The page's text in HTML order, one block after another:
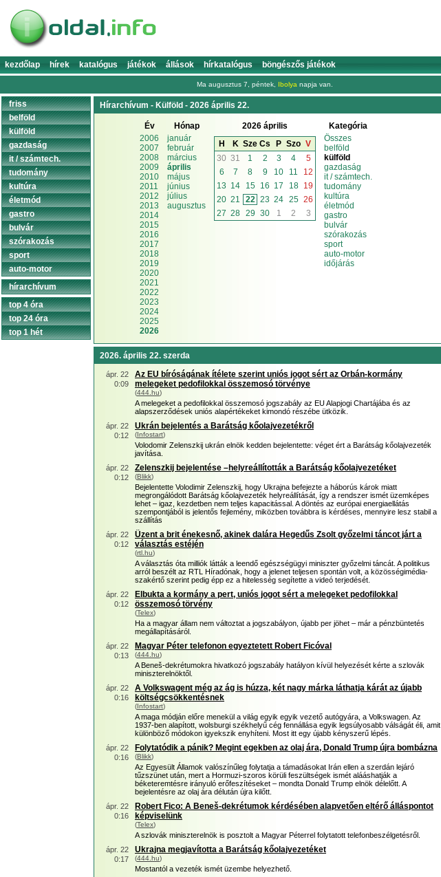
kezdőlap hírek katalógus játékok állások hírkatalógus böngészős játékok
Ma augusztus 7, péntek, Ibolya napja van.
Hírarchívum - Külföld - 2026 április 22.
Év
2006
2007
2008
2009
2010
2011
2012
2013
2014
2015
2016
2017
2018
2019
2020
2021
2022
2023
2024
2025
2026
Hónap
január
február
március
április
május
június
július
augusztus
2026 április
H
K Sze Cs P Szo V
30 31 1 2 3 4
5
6
7 8 9 10 11
12
13 14 15 16 17 18
19
20 21 22 23 24 25 26
27 28 29 30 1 2 3
Kategória
Összes
belföld
külföld
gazdaság
it / számtech.
tudomány
kultúra
életmód
gastro
bulvár
szórakozás
sport
auto-motor
időjárás
2026. április 22. szerda
ápr. 22
0:09
Az EU bíróságának ítélete szerint uniós jogot sért az Orbán-kormány
melegeket pedofilokkal összemosó törvénye
(444.hu)
A melegeket a pedofilokkal összemosó jogszabály az EU Alapjogi Chartájába és az
alapszerződések uniós alapértékeket kimondó részébe ütközik.
ápr. 22
0:12
Ukrán bejelentés a Barátság kőolajvezetékről
(Infostart)
Volodomir Zelenszkij ukrán elnök kedden bejelentette: véget ért a Barátság kőolajvezeték
javítása.
ápr. 22
0:12
Zelenszkij bejelentése –helyreállították a Barátság kőolajvezetéket
(Blikk)
Bejelentette Volodimir Zelenszkij, hogy Ukrajna befejezte a háborús károk miatt
megrongálódott Barátság kőolajvezeték helyreállítását, így a rendszer ismét üzemképes
lehet – igaz, kezdetben nem teljes kapacitással. A döntés az európai energiaellátás
szempontjából is jelentős fejlemény, miközben továbbra is kérdéses, mennyire lesz stabil a
szállítás
ápr. 22
0:12
Üzent a brit énekesnő, akinek dalára Hegedűs Zsolt győzelmi táncot járt a
választás estéjén
(rtl.hu)
A választás óta milliók látták a leendő egészségügyi miniszter győzelmi táncát. A politikus
arról beszélt az RTL Híradónak, hogy a jelenet teljesen spontán volt, a közösségimédia-
szakértő szerint pedig épp ez a hitelesség segítette a videó terjedését.
ápr. 22
0:12
Elbukta a kormány a pert, uniós jogot sért a melegeket pedofilokkal
összemosó törvény
(Telex)
Ha a magyar állam nem változtat a jogszabályon, újabb per jöhet – már a pénzbüntetés
megállapításáról.
ápr. 22
0:13
Magyar Péter telefonon egyeztetett Robert Ficóval
(444.hu)
A Beneš-dekrétumokra hivatkozó jogszabály hatályon kívül helyezését kérte a szlovák
miniszterelnöktől.
ápr. 22
0:16
A Volkswagent még az ág is húzza, két nagy márka láthatja kárát az újabb
költségcsökkentésnek
(Infostart)
A maga módján előre menekül a világ egyik egyik vezető autógyára, a Volkswagen. Az
1937-ben alapított, wolsburgi székhelyű cég fennállása egyik legsúlyosabb válságát éli, amit
különböző módokon igyekszik enyhíteni. Most itt egy újabb kényszerű lépés.
ápr. 22
0:16
Folytatódik a pánik? Megint egekben az olaj ára, Donald Trump újra bombázna
(Blikk)
Az Egyesült Államok valószínűleg folytatja a támadásokat Irán ellen a szerdán lejáró
tűzszünet után, mert a Hormuzi-szoros körüli feszültségek ismét alááshatják a
béketeremtésre irányuló erőfeszítéseket – mondta Donald Trump elnök délelőtt. A
bejelentésre az olaj ára délután újra kilőtt.
ápr. 22
0:16
Robert Fico: A Beneš-dekrétumok kérdésében alapvetően eltérő álláspontot
képviselünk
(Telex)
A szlovák miniszterelnök is posztolt a Magyar Péterrel folytatott telefonbeszélgetésről.
ápr. 22
0:17
Ukrajna megjavította a Barátság kőolajvezetéket
(444.hu)
Mostantól a vezeték ismét üzembe helyezhető.
friss
belföld
külföld
gazdaság
it / számtech.
tudomány
kultúra
életmód
gastro
bulvár
szórakozás
sport
auto-motor
hírarchívum
top 4 óra
top 24 óra
top 1 hét